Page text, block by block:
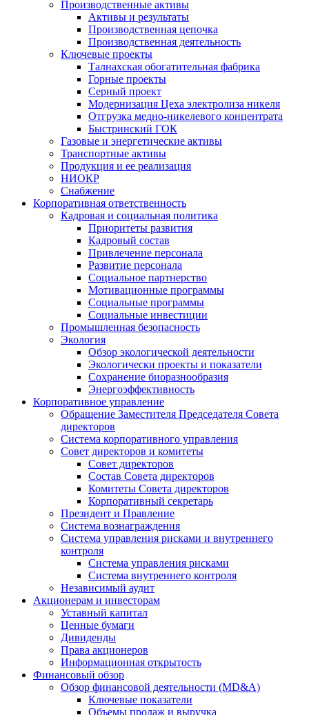
Производственные активы
Активы и результаты
Производственная цепочка
Производственная деятельность
Ключевые проекты
Талнахская обогатительная фабрика
Горные проекты
Серный проект
Модернизация Цеха электролиза никеля
Отгрузка медно-никелевого концентрата
Быстринский ГОК
Газовые и энергетические активы
Транспортные активы
Продукция и ее реализация
НИОКР
Снабжение
Корпоративная ответственность
Кадровая и социальная политика
Приоритеты развития
Кадровый состав
Привлечение персонала
Развитие персонала
Социальное партнерство
Мотивационные программы
Социальные программы
Социальные инвестиции
Промышленная безопасность
Экология
Обзор экологической деятельности
Экологически проекты и показатели
Сохранение биоразнообразия
Энергоэффективность
Корпоративное управление
Обращение Заместителя Председателя Совета
директоров
Система корпоративного управления
Совет директоров и комитеты
Совет директоров
Состав Совета директоров
Комитеты Совета директоров
Корпоративный секретарь
Президент и Правление
Система вознаграждения
Система управления рисками и внутреннего
контроля
Система управления рисками
Система внутреннего контроля
Независимый аудит
Акционерам и инвесторам
Уставный капитал
Ценные бумаги
Дивиденды
Права акционеров
Информационная открытость
Финансовый обзор
Обзор финансовой деятельности (MD&A)
Ключевые показатели
Объемы продаж и выручка